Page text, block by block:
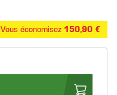
Vous économisez 150,90 €